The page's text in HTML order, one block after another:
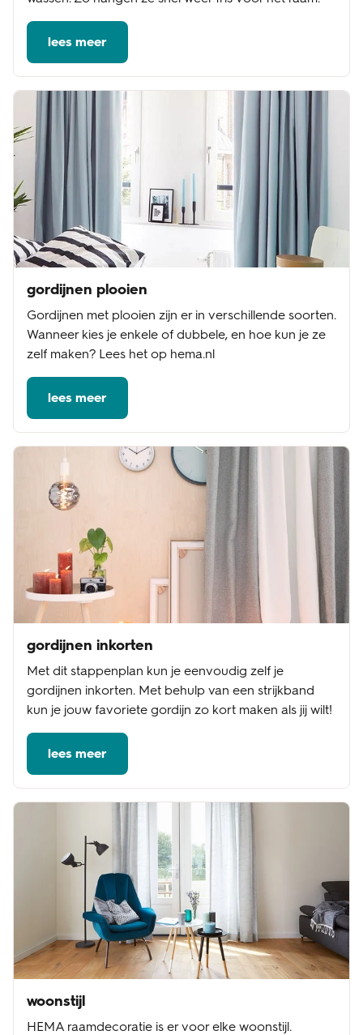
lees meer
gordijnen plooien
Gordijnen met plooien zijn er in verschillende soorten.
Wanneer kies je enkele of dubbele, en hoe kun je ze
zelf maken? Lees het op hema.nl
lees meer
gordijnen inkorten
Met dit stappenplan kun je eenvoudig zelf je
gordijnen inkorten. Met behulp van een strijkband
kun je jouw favoriete gordijn zo kort maken als jij wilt!
lees meer
woonstijl
HEMA raamdecoratie is er voor elke woonstijl.